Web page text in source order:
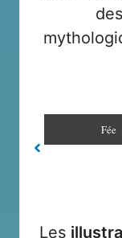
Gorgone
Les